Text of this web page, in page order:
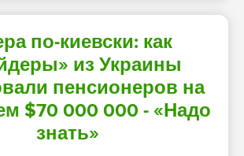
по-киевски: как
из Украины
пенсионеров на
$70 000 000 - «Надо
знать»